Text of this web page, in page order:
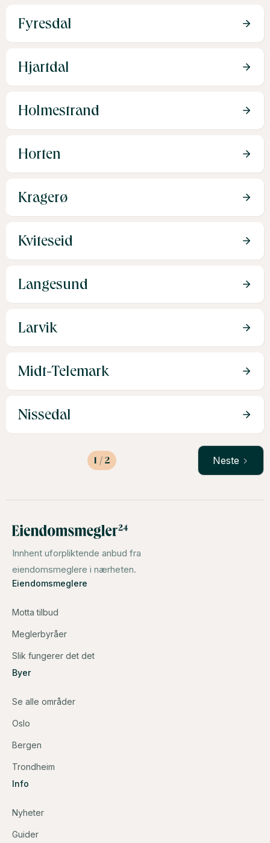
Fyresdal
Hjartdal
Holmestrand
Horten
Kragerø
Kviteseid
Langesund
Larvik
Midt-Telemark
Nissedal
1 / 2 Neste
Innhent uforpliktende anbud fra
eiendomsmeglere i nærheten.
Eiendomsmeglere
Motta tilbud
Meglerbyråer
Slik fungerer det det
Byer
Se alle områder
Oslo
Bergen
Trondheim
Info
Nyheter
Guider